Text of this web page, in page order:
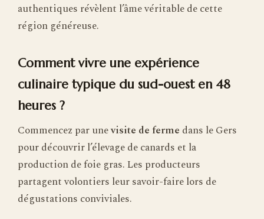
authentiques révèlent l’âme véritable de cette
région généreuse.
Comment vivre une expérience
culinaire typique du sud-ouest en 48
heures ?
Commencez par unevisite de ferme dans le Gers
pour découvrir l’élevage de canards et la
production de foie gras. Les producteurs
partagent volontiers leur savoir-faire lors de
dégustations conviviales.